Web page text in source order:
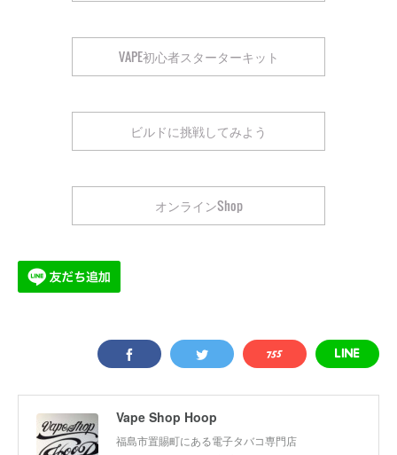
VAPE初心者スターターキット
ビルドに挑戦してみよう
オンラインShop
Vape Shop Hoop
福島市置賜町にある電子タバコ専門店